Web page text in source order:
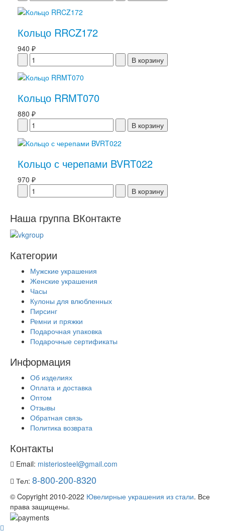
Кольцо RRCZ172
940 ₽
Кольцо RRMT070
880 ₽
Кольцо с черепами BVRT022
970 ₽
Наша группа ВКонтакте
Категории
Мужские украшения
Женские украшения
Часы
Кулоны для влюбленных
Пирсинг
Ремни и пряжки
Подарочная упаковка
Подарочные сертификаты
Информация
Об изделиях
Оплата и доставка
Оптом
Отзывы
Обратная связь
Политика возврата
Контакты
Email: misteriosteel@gmail.com
Тел: 8-800-200-8320
© Copyright 2010-2022 Ювелирные украшения из стали. Все
права защищены.